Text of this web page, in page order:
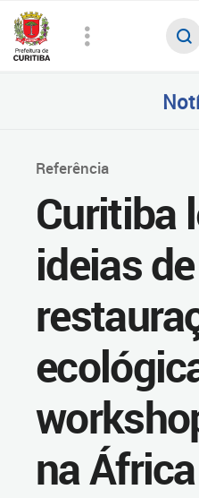
Referência
Curitiba
ideias de
na